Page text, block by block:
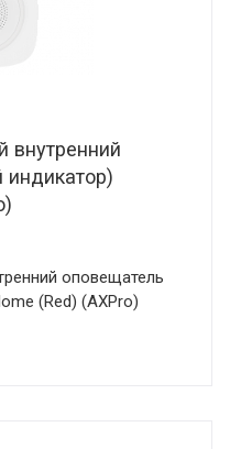
внутренний
оповещатель
(Red) (AXPro)